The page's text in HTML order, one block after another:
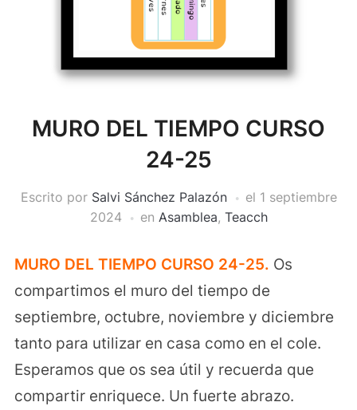
MURO DEL TIEMPO CURSO
24-25
Escrito por Salvi Sánchez Palazón el 1 septiembre
2024
en Asamblea, Teacch
MURO DEL TIEMPO CURSO 24-25. Os
compartimos el muro del tiempo de
septiembre, octubre, noviembre y diciembre
tanto para utilizar en casa como en el cole.
Esperamos que os sea útil y recuerda que
compartir enriquece. Un fuerte abrazo.